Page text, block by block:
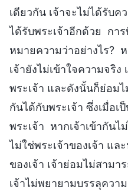
เดียวกัน เจ้าจะไม่ได้รับค
ได้รับพระเจ้าอีกด้วย การ
หมายความว่าอย่างไร?
เจ้ายังไม่เข้าใจความจริ
พระเจ้า และดังนั้นก็ย่อม
กันได้กับพระเจ้า ซึ่งเมื่อเ
พระเจ้า หากเจ้าเข้ากันไ
ไม่ใช่พระเจ้าของเจ้า แล
ของเจ้า เจ้าย่อมไม่สาม
เจ้าไม่พยายามบรรลุควา